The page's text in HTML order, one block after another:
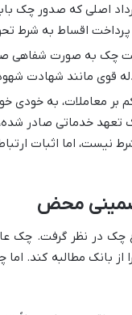
اصلی که صدور چک
اقساط به شرط
چک به صورت شفاهی
قوی مانند شهادت
بر معاملات، به خودی
تعهد خدماتی صادر
نیست، اما اثبات
محض
چک در نظر گرفت. چک
بانک مطالبه کند.